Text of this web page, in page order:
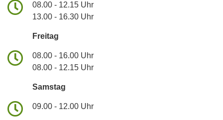
08.00 - 12.15 Uhr
13.00 - 16.30 Uhr
Freitag
08.00 - 16.00 Uhr
08.00 - 12.15 Uhr
Samstag
09.00 - 12.00 Uhr